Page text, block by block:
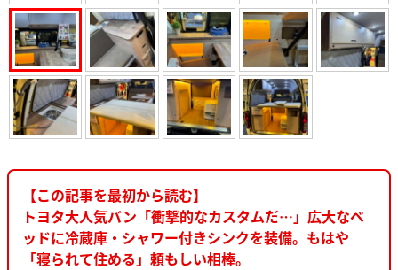
【この記事を最初から読む】
トヨタ大人気バン「衝撃的なカスタムだ…」広大なベ
ッドに冷蔵庫・シャワー付きシンクを装備。もはや
「寝られて住める」頼もしい相棒。